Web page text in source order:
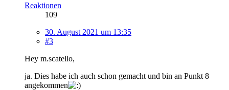
Reaktionen
109
30. August 2021 um 13:35
#3
Hey m.scatello,
ja. Dies habe ich auch schon gemacht und bin an Punkt 8
angekommen